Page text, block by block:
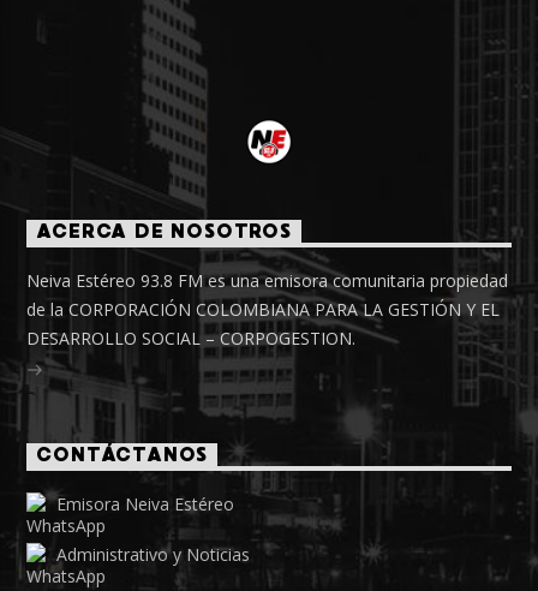
ACERCA DE NOSOTROS
Neiva Estéreo 93.8 FM es una emisora comunitaria propiedad
de la CORPORACIÓN COLOMBIANA PARA LA GESTIÓN Y EL
DESARROLLO SOCIAL – CORPOGESTION.
CONTÁCTANOS
Emisora Neiva Estéreo
Administrativo y Noticias